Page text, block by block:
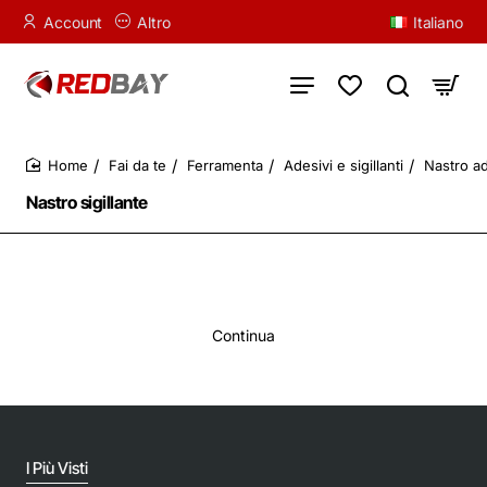
Account Altro Italiano
Nastro sigillante
Fai da te Ferramenta Adesivi e sigillanti Nastro
Continua
I Più Visti